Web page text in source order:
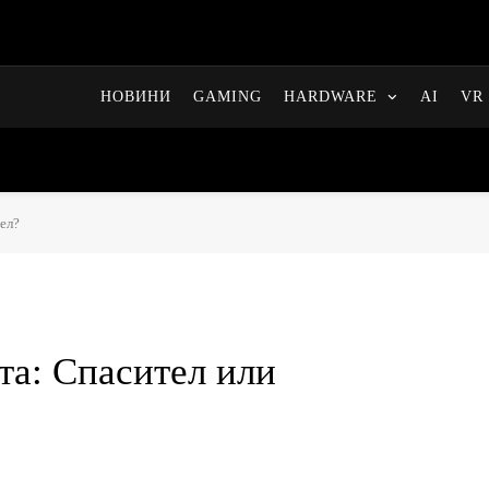
НОВИНИ GAMING HARDWARE AI VR
Спасител или